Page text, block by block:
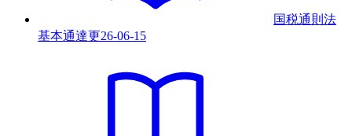
国税通則法
基本通達更26-06-15